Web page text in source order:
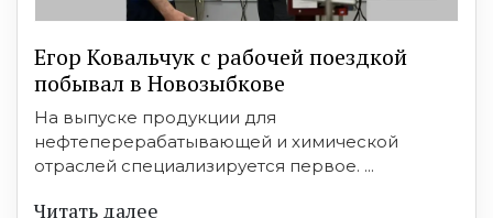
Егор Ковальчук с рабочей поездкой
побывал в Новозыбкове
На выпуске продукции для
нефтеперерабатывающей и химической
отраслей специализируется первое. ...
Читать далее